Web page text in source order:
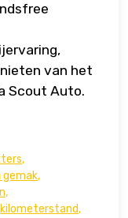
van het
Scout Auto.
,
gemak,
,
kilometerstand,